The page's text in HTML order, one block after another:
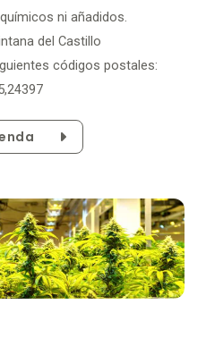
ni añadidos.
del Castillo
códigos postales: